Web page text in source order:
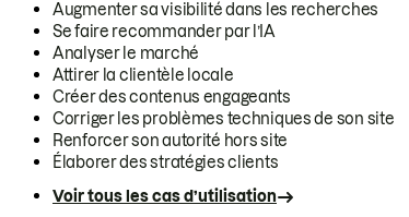
Augmenter sa visibilité dans les recherches
Se faire recommander par l’IA
Analyser le marché
Attirer la clientèle locale
Créer des contenus engageants
Corriger les problèmes techniques de son site
Renforcer son autorité hors site
Élaborer des stratégies clients
Voir tous les cas d’utilisation